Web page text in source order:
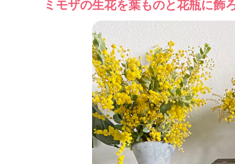
ミモザの生花を葉ものと花瓶に飾